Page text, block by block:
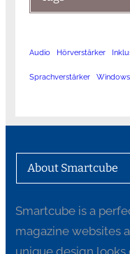
Audio Hörverstärker
Sprachverstärker Windows
About Smartcube
Smartcube is a
magazine websites
unique design looks